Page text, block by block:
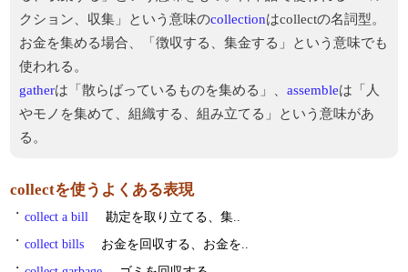
クション、収集」という意味のcollectionはcollectの名詞型。
お金を集める場合、「徴収する、集金する」という意味でも
使われる。
gatherは「散らばっているものを集める」、 assembleは「人
やモノを集めて、組織する、組み立てる」という意味があ
る。
collectを使うよくある表現
・ collect a bill
勘定を取り立てる、集..
・ collect bills
お金を回収する、お金を..
・